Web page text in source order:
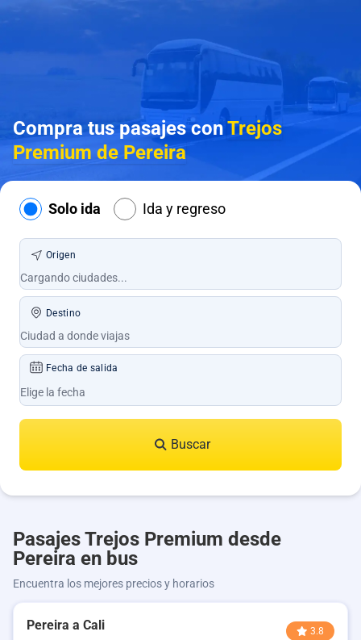
Compra tus pasajes conTrejos
Premium de Pereira
Solo ida Ida y regreso
Origen
Destino
Fecha de salida
Buscar
Pasajes Trejos Premium desde
Pereira en bus
Encuentra los mejores precios y horarios
Pereira a Cali 3.8